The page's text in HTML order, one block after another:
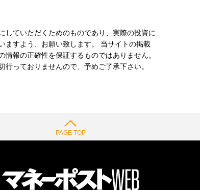
していただくためのものであり、実際の投資に
ますよう、お願い致します。 当サイトの掲載
報の正確性を保証するものではありません。
っておりませんので、予めご了承下さい。
PAGE TOP